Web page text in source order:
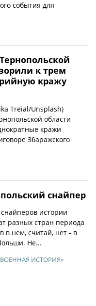
события для
к трем
кражу
Treial/Unsplash)
области
кражи
Збаражского
снайпер
истории
разных стран периода
в нем, считай, нет - в
Не...
ВОЕННАЯ ИСТОРИЯ»